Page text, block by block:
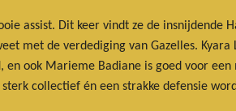
assist. Dit keer vindt ze de insnijdende
met de verdediging van Gazelles. Kyara
ook Marieme Badiane is goed voor
collectief én een strakke defensie